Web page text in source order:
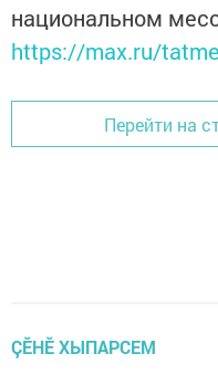
национальном
https://max.ru/
Перейти на
ÇӖНӖ ХЫПАРСЕМ